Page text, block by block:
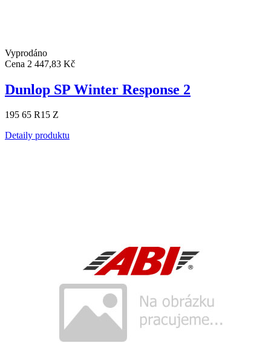
Vyprodáno
Cena 2 447,83 Kč
Dunlop SP Winter Response 2
195 65 R15 Z
Detaily produktu